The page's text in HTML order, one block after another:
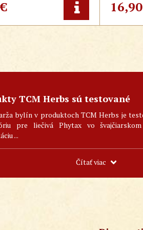
regeneruje a relaxuje
ale aj na nádchu, kašeľ u
- v 25 alebo 50 ml balení -
€
peľovej
dutín -
16,90
TCM Herbs sú testované
bylín v produktoch TCM Herbs je
pre liečivá Phytax vo
...
Čítať viac